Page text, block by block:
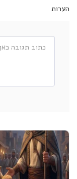
הערות